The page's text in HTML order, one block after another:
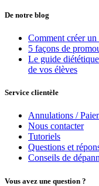
De notre blog
Comment créer
5 façons de
Le guide
de vos élèves
Service clientèle
Annulations /
Nous contacter
Tutoriels
Questions et
Conseils de
Vous avez une question ?